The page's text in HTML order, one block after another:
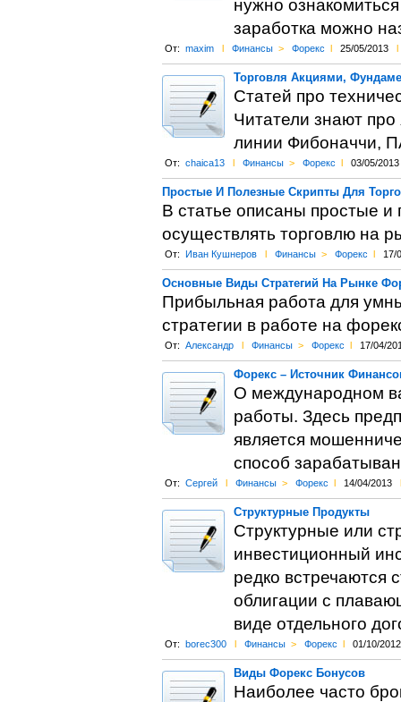
нужно
заработка можно
От: maxim l Финансы > Форекс l 25/05/2013 l
Торговля Акциями,
Статей про
Читатели знают
линии Фибоначчи,
От: chaica13 l Финансы > Форекс l 03/05/2013
Простые И Полезные Скрипты Для
В статье описаны простые
осуществлять торговлю на
От: Иван Кушнеров l Финансы > Форекс l 17/
Основные Виды Стратегий На Рынке
Прибыльная работа для
стратегии в работе на
От: Александр l Финансы > Форекс l 17/04/
Форекс – Источник
О международном
работы. Здесь
является
способ
От: Сергей l Финансы > Форекс l 14/04/2013 l
Структурные Продукты
Структурные или
инвестиционный
редко встречаются
облигации с
виде отдельного
От: borec300 l Финансы > Форекс l 01/10/2012
Виды Форекс Бонусов
Наиболее часто